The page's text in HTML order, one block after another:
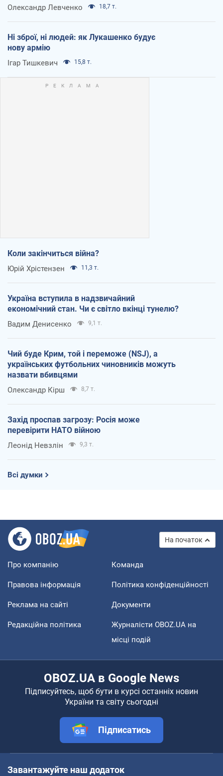
Олександр Левченко 18,7 т.
Ні зброї, ні людей: як Лукашенко будує
нову армію
Ігар Тишкевич 15,8 т.
Коли закінчиться війна?
Юрій Хрістензен 11,3 т.
Україна вступила в надзвичайний
економічний стан. Чи є світло вкінці тунелю?
Вадим Денисенко 9,1 т.
Чий буде Крим, той і переможе (NSJ), а
українських футбольних чиновників можуть
назвати вбивцями
Олександр Кірш 8,7 т.
Захід проспав загрозу: Росія може
перевірити НАТО війною
Леонід Невзлін 9,3 т.
Всі думки
На початок
Про компанію Команда
Правова інформація Політика конфіденційності
Реклама на сайті Документи
Редакційна політика
Журналісти OBOZ.UA на
місці подій
OBOZ.UA в Google News
Підписуйтесь, щоб бути в курсі останніх новин
України та світу сьогодні
Підписатись
Завантажуйте наш додаток